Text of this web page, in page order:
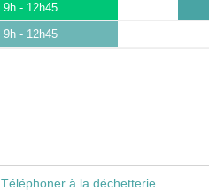
9h - 12h45
9h - 12h45
Téléphoner à la déchetterie